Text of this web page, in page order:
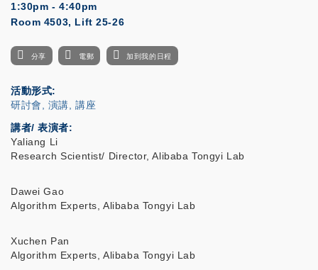
1:30pm - 4:40pm
Room 4503, Lift 25-26
分享 電郵 加到我的日程
活動形式
研討會, 演講, 講座
講者/ 表演者:
Yaliang Li
Research Scientist/ Director, Alibaba Tongyi Lab
Dawei Gao
Algorithm Experts, Alibaba Tongyi Lab
Xuchen Pan
Algorithm Experts, Alibaba Tongyi Lab